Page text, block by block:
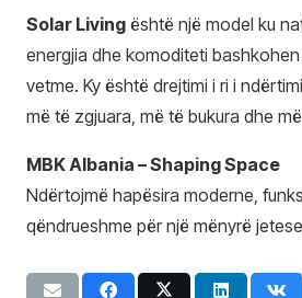
Solar Living është një model ku
energjia dhe komoditeti
vetme. Ky është drejtimi i ri i
më të zgjuara, më të bukura dhe
MBK Albania – Shaping Space
Ndërtojmë hapësira moderne,
qëndrueshme për një mënyrë